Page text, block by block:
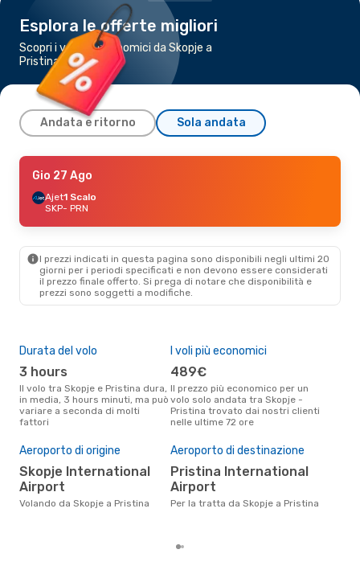
Esplora le offerte migliori
Scopri i voli più economici da Skopje a
Pristina
Andata e ritorno Sola andata
Mar 20 Ott
Ajet1 Scalo
SKP- PRN
PRN- SKP
Gio 27 Ago
Ajet1 Scalo
SKP- PRN
I prezzi indicati in questa pagina sono disponibili negli ultimi 20
giorni per i periodi specificati e non devono essere considerati
il ​​prezzo finale offerto. Si prega di notare che disponibilità e
prezzi sono soggetti a modifiche.
Durata del volo
3 hours
Il volo tra Skopje e Pristina dura,
in media, 3 hours minuti, ma può
variare a seconda di molti
fattori
I voli più economici
489€
Il prezzo più economico per un
volo solo andata tra Skopje -
Pristina trovato dai nostri clienti
nelle ultime 72 ore
Aeroporto di origine
Skopje International
Airport
Volando da Skopje a Pristina
Aeroporto di destinazione
Pristina International
Airport
Per la tratta da Skopje a Pristina